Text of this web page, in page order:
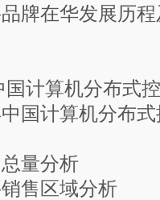
发展历程及
计算机分布式控
算机分布式控
分析
域分析